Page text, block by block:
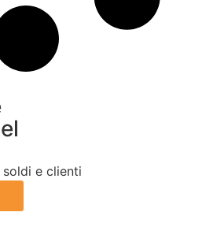
e clienti